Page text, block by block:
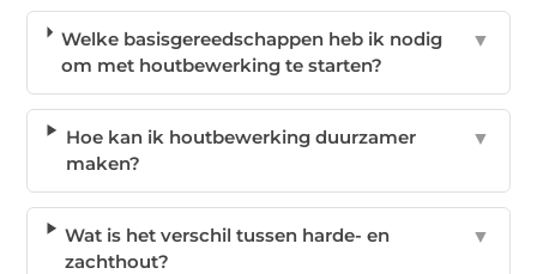
Welke basisgereedschappen heb ik nodig
om met houtbewerking te starten?
▼
Hoe kan ik houtbewerking duurzamer
maken?
▼
Wat is het verschil tussen harde- en
zachthout?
▼